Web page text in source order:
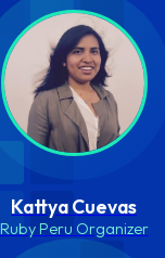
Kattya Cuevas
Ruby Peru Organizer